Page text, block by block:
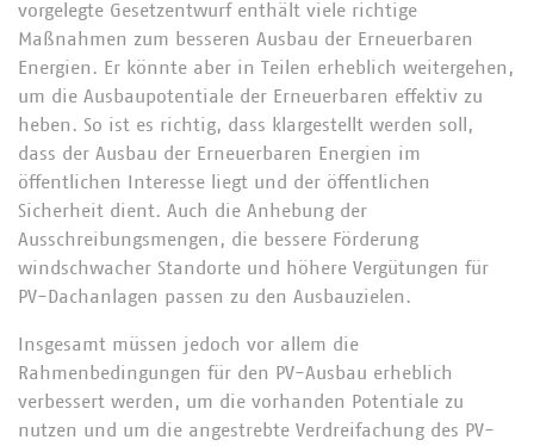
vorgelegte Gesetzentwurf enthält viele richtige
Maßnahmen zum besseren Ausbau der Erneuerbaren
Energien. Er könnte aber in Teilen erheblich weitergehen,
um die Ausbaupotentiale der Erneuerbaren effektiv zu
heben. So ist es richtig, dass klargestellt werden soll,
dass der Ausbau der Erneuerbaren Energien im
öffentlichen Interesse liegt und der öffentlichen
Sicherheit dient. Auch die Anhebung der
Ausschreibungsmengen, die bessere Förderung
windschwacher Standorte und höhere Vergütungen für
PV-Dachanlagen passen zu den Ausbauzielen.
Insgesamt müssen jedoch vor allem die
Rahmenbedingungen für den PV-Ausbau erheblich
verbessert werden, um die vorhanden Potentiale zu
nutzen und um die angestrebte Verdreifachung des PV-